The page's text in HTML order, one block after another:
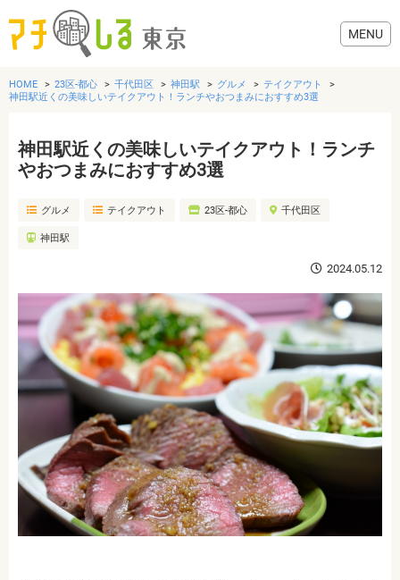
グルメ
美容・健康
おでかけ
生活
HOME 23区-都心 千代田区 神田駅 グルメ
テイクアウト
神田駅近くの美味しいテイクアウト！ランチやおつまみにおすすめ3選
神田駅近くの美味しいテイクアウト！ランチ
やおつまみにおすすめ3選
グルメ テイクアウト 23区-都心 千代田区
神田駅
2024.05.12